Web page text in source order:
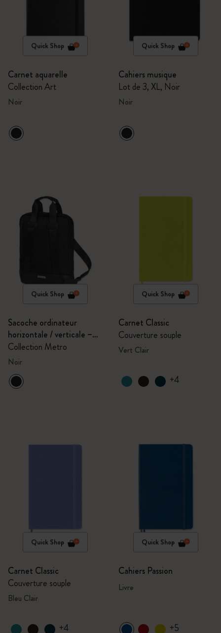
Quick Shop
Carnet aquarelle
Collection Art
Noir
Quick Shop
Cahiers musique
Lot de 3, XL, Noir
Noir
Quick Shop
Sacoche ordinateur
horizontale / verticale –
15''
Collection Metro
Noir
Quick Shop
Carnet Classic
Couverture souple
Vert Clair
+4
Quick Shop
Carnet Classic
Couverture souple
Bleu Clair
+4
Quick Shop
Cahiers Passion
Livre
+5